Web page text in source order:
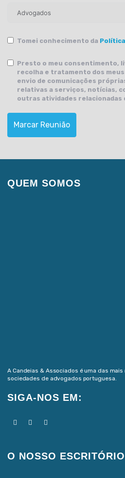
Tomei conhecimento da
Presto o meu consentimento,
recolha e tratamento dos meus
envio de comunicações
relativas a serviços, notícias,
outras atividades relacionadas
Marcar Reunião
QUEM SOMOS
A Candeias & Associados é uma das
sociedades de advogados portuguesa.
SIGA-NOS EM:
O NOSSO ESCRITÓRIO